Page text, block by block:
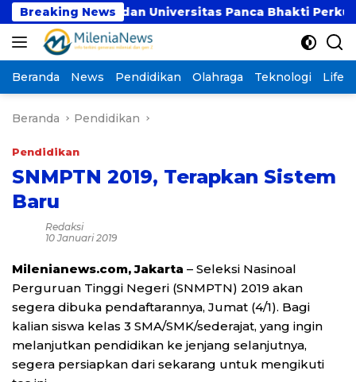
Langsung
ke
konten
Breaking News
UBSI dan Universitas Panca Bhakti Perkuat
Beranda News Pendidikan Olahraga Teknologi
Beranda Pendidikan
Pendidikan
SNMPTN 2019, Terapkan Sistem
Baru
Redaksi
10 Januari 2019
Milenianews.com, Jakarta – Seleksi Nasinoal
Perguruan Tinggi Negeri (SNMPTN) 2019 akan
segera dibuka pendaftarannya, Jumat (4/1). Bagi
kalian siswa kelas 3 SMA/SMK/sederajat, yang ingin
melanjutkan pendidikan ke jenjang selanjutnya,
segera persiapkan dari sekarang untuk mengikuti